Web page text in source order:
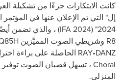
كانت الابتكارات جزءًا من تشكيلة
إل" التي تم الإعلان عنها في
2024" (
IFA 2024) ، والذي تضمن
R8 وشريطي الصوت المميَّزين
RAY•DANZ الحاصلة على براءة
Choral ، تسهل قضبان الصوت
المنزلي.